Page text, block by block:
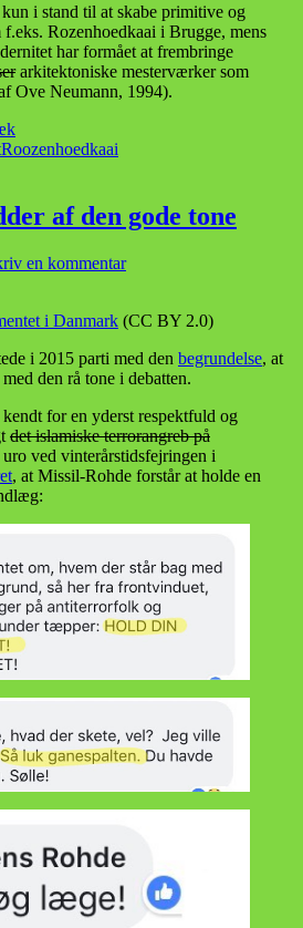
i stand til at skabe primitive og
Rozenhoedkaai i Brugge, mens
har formået at frembringe
arkitektoniske mesterværker som
Ove Neumann, 1994).
Roozenhoedkaai
af den gode tone
en kommentar
i Danmark (CC BY 2.0)
i 2015 parti med den begrundelse, at
den rå tone i debatten.
for en yderst respektfuld og
det islamiske terrorangreb på
ved vinterårstidsfejringen i
, at Missil-Rohde forstår at holde en